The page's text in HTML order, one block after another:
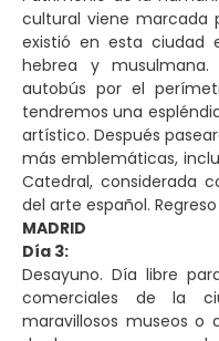
cultural viene marcada
existió en esta ciudad
hebrea y musulmana.
autobús por el
tendremos una
artístico. Después
más emblemáticas,
Catedral, considerada
del arte español.
MADRID
Día 3:
Desayuno. Día libre
comerciales de la
maravillosos museos o